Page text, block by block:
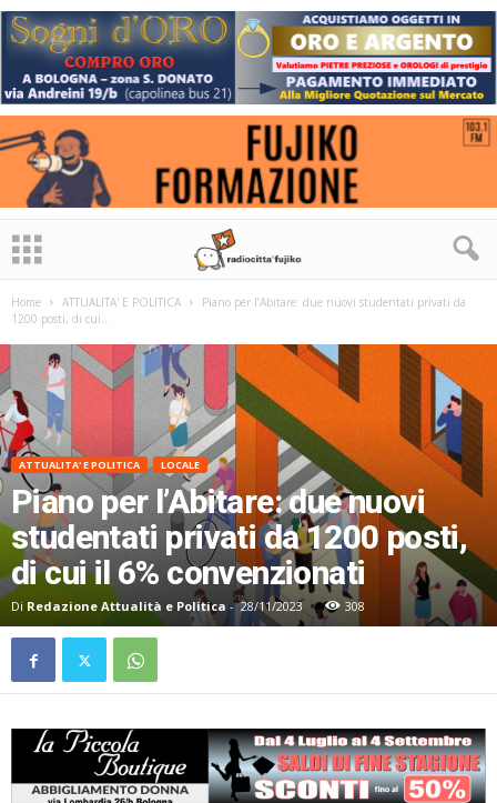
Home ATTUALITA' E POLITICA
Piano per l’Abitare: due nuovi studentati privati da
1200 posti, di cui...
ATTUALITA' E POLITICA LOCALE
Piano per l’Abitare: due nuovi
studentati privati da 1200 posti,
di cui il 6% convenzionati
Di Redazione Attualità e Politica - 28/11/2023 308